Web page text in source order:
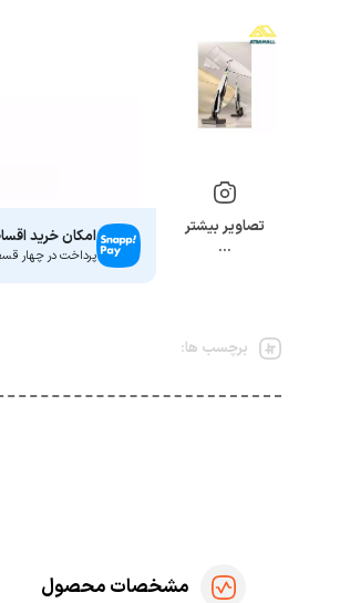
تصاویر بیشتر
…
امکان خرید
پرداخت در چهار
برچسب ها:
مشخصات محصول